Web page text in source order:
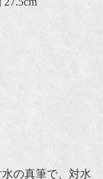
の真筆で、対水